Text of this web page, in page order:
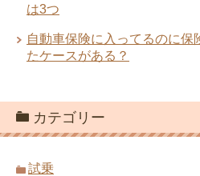
は3つ
自動車保険に入ってるのに保
たケースがある？
カテゴリー
試乗